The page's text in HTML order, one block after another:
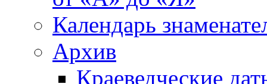
Календарь
Архив
Краеведческие